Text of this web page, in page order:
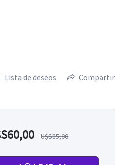
Lista de deseos Compartir
60,00 U$S85,00